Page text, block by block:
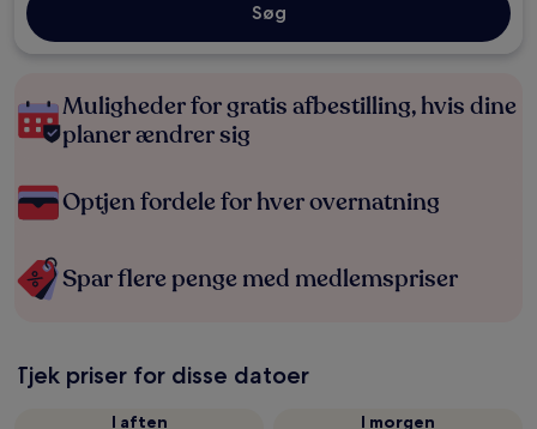
Søg
Muligheder for gratis afbestilling, hvis dine
planer ændrer sig
Optjen fordele for hver overnatning
Spar flere penge med medlemspriser
Tjek priser for disse datoer
I aften
I morgen